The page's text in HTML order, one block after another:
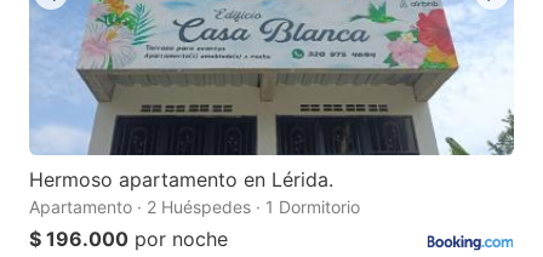
Hermoso apartamento en Lérida.
Apartamento · 2 Huéspedes · 1 Dormitorio
$ 196.000 por noche